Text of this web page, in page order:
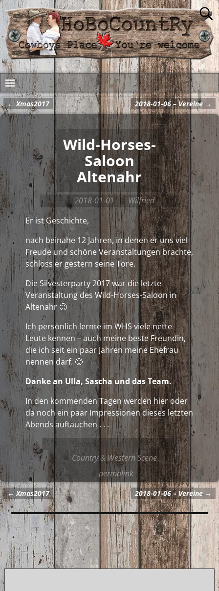
Artikelnavigation
←Xmas2017 2018-01-06 – Vereine→
Wild-Horses-
Saloon
Altenahr
2018-01-01
Wilfried
Er ist Geschichte,
nach beinahe 12 Jahren, in denen er uns viel
Freude und schöne Veranstaltungen brachte,
schloss er gestern seine Tore.
Die Silvesterparty 2017 war die letzte
Veranstaltung des Wild-Horses-Saloon in
Altenahr 🙁
Ich persönlich lernte im WHS viele nette
Leute kennen – auch meine beste Freundin,
die ich seit ein paar Jahren meine Ehefrau
nennen darf. 🙂
Danke an Ulla, Sascha und das Team.
In den kommenden Tagen werden hier oder
da noch ein paar Impressionen dieses letzten
Abends auftauchen . . .
Seitenaufrufe: 1.865
Country & Western Scene
permalink
Artikelnavigation
← Xmas2017 2018-01-06 – Vereine →
Kommentare
Wild-Horses-Saloon Altenahr— Keine Kommentare